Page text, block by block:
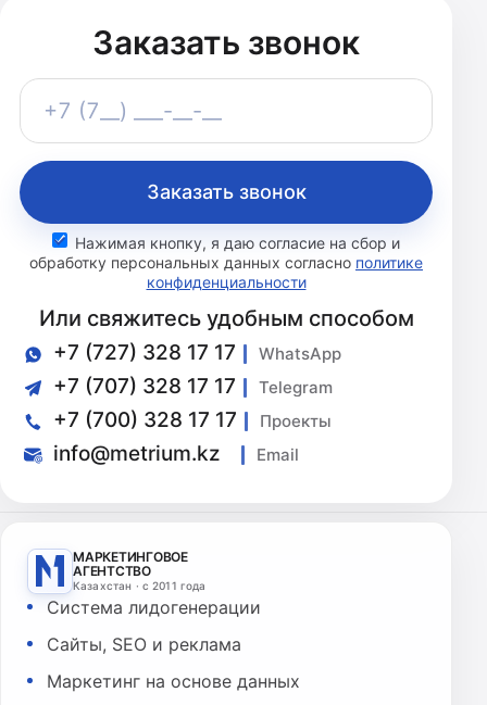
Заказать звонок
+7 (7__) ___-__-__
Заказать звонок
Нажимая кнопку, я даю согласие на сбор и
обработку персональных данных согласно политике
конфиденциальности
Или свяжитесь удобным способом
+7 (727) 328 17 17 WhatsApp
+7 (707) 328 17 17 Telegram
+7 (700) 328 17 17 Проекты
info@metrium.kz Email
МАРКЕТИНГОВОЕ
АГЕНТСТВО
Казахстан · с 2011 года
Система лидогенерации
Сайты, SEO и реклама
Маркетинг на основе данных